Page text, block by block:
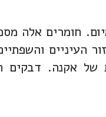
חומרים אלה
העיניים
של אקנה. דבקים